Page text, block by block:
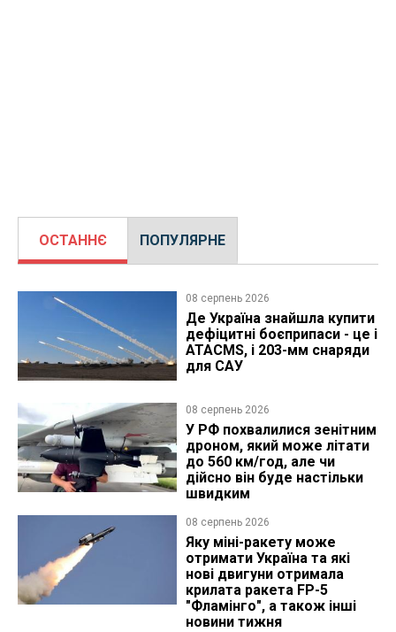
ОСТАННЄ ПОПУЛЯРНЕ
08 серпень 2026
Де Україна знайшла купити
дефіцитні боєприпаси - це і
ATACMS, і 203-мм снаряди
для САУ
08 серпень 2026
У РФ похвалилися зенітним
дроном, який може літати
до 560 км/год, але чи
дійсно він буде настільки
швидким
08 серпень 2026
Яку міні-ракету може
отримати Україна та які
нові двигуни отримала
крилата ракета FP-5
"Фламінго", а також інші
новини тижня